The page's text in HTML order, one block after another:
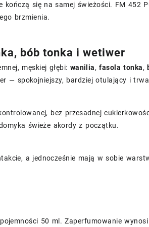
się na samej świeżości. FM 452
brzmienia.
bób tonka i wetiwer
męskiej głębi: wanilia,fasola tonka,
— spokojniejszy, bardziej otulający i
bez przesadnej
świeże akordy z początku.
a jednocześnie mają w sobie
50 ml. Zaperfumowanie